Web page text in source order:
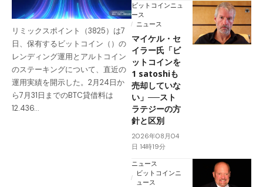
リミックスポイント（3825）は7
日、保有するビットコイン（）の
レンディング運用とアルトコイン
のステーキングについて、直近の
運用実績を開示した。2月24日か
ら7月31日までのBTC貸借料は
12.436…
ビットコインニュ
ース
ニュース
マイケル・セ
イラー氏「ビ
ットコインを
1 satoshiも
売却していな
い」──スト
ラテジーの方
針と区別
2026年08月04
日 14時19分
ニュース
ビットコインニ
ュース